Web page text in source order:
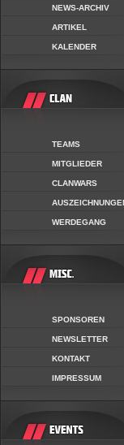
NEWS-ARCHIV
ARTIKEL
KALENDER
TEAMS
MITGLIEDER
CLANWARS
WERDEGANG
SPONSOREN
NEWSLETTER
KONTAKT
IMPRESSUM